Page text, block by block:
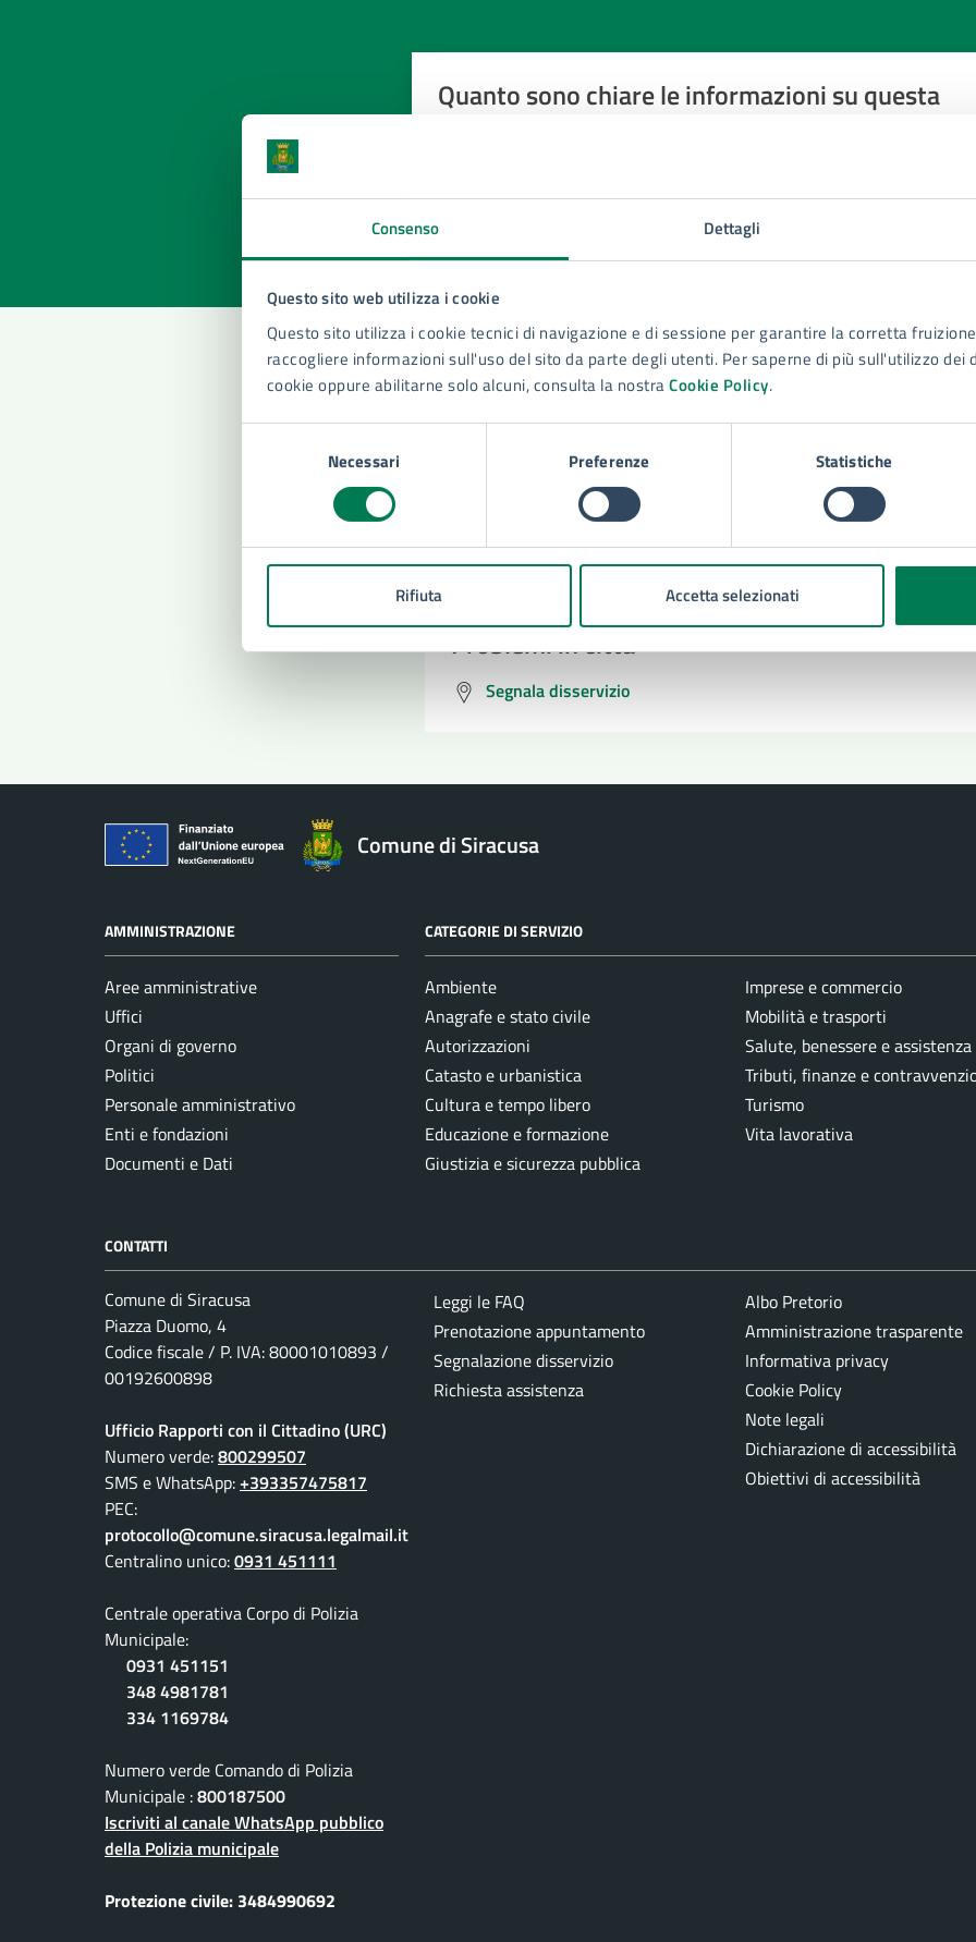
Consenso Dettagli
Questo sito web utilizza i cookie
Questo sito utilizza i cookie tecnici di navigazione e di sessione per garantire la corretta
raccogliere informazioni sull'uso del sito da parte degli utenti. Per saperne di più sull'utilizzo dei
cookie oppure abilitarne solo alcuni, consulta la nostraCookie Policy.
Necessari Preferenze Statistiche
Rifiuta Accetta selezionati
Quanto sono chiare le informazioni su questa
Valuta 5 stelle su 5
Valuta 4 stelle su 5
Valuta 3 stelle su 5
Valuta 2 stelle su 5
Valuta 1 stelle su 5
Contatta il comune
Leggi le domande frequenti
Richiedi assistenza
Numero verde 800299507
Problemi in città
Segnala disservizio
Comune di Siracusa
AMMINISTRAZIONE
Aree amministrative
Uffici
Organi di governo
Politici
Personale amministrativo
Enti e fondazioni
Documenti e Dati
CATEGORIE DI SERVIZIO
Ambiente
Anagrafe e stato civile
Autorizzazioni
Catasto e urbanistica
Cultura e tempo libero
Educazione e formazione
Giustizia e sicurezza pubblica
Imprese e commercio
Mobilità e trasporti
Salute, benessere e assistenza
Tributi, finanze e
Turismo
Vita lavorativa
CONTATTI
Comune di Siracusa
Piazza Duomo, 4
Codice fiscale / P. IVA: 80001010893 /
00192600898
Ufficio Rapporti con il Cittadino (URC)
Numero verde:800299507
SMS e WhatsApp:+393357475817
PEC:
protocollo@comune.siracusa.legalmail.it
Centralino unico:0931 451111
Centrale operativa Corpo di Polizia
Municipale:
0931 451151
348 4981781
334 1169784
Numero verde Comando di Polizia
Municipale :800187500
Iscriviti al canale WhatsApp pubblico
della Polizia municipale
Protezione civile: 3484990692
Leggi le FAQ
Prenotazione appuntamento
Segnalazione disservizio
Richiesta assistenza
Albo Pretorio
Amministrazione trasparente
Informativa privacy
Cookie Policy
Note legali
Dichiarazione di accessibilità
Obiettivi di accessibilità